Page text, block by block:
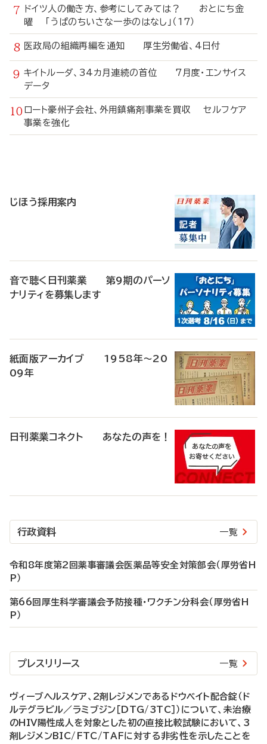
ドイツ人の働き方、参考にしてみては？ おとにち金
曜 「うぱのちいさな一歩のはなし」（17）
医政局の組織再編を通知 厚生労働省、4日付
キイトルーダ、34カ月連続の首位 7月度・エンサイス
データ
ロート豪州子会社、外用鎮痛剤事業を買収 セルフケア
事業を強化
じほう採用案内
音で聴く日刊薬業 第9期のパーソ
ナリティを募集します
紙面版アーカイブ 1958年～20
09年
日刊薬業コネクト あなたの声を！
行政資料 一覧
令和8年度第2回薬事審議会医薬品等安全対策部会（厚労省H
P）
第66回厚生科学審議会予防接種・ワクチン分科会（厚労省H
P）
プレスリリース 一覧
ヴィーブヘルスケア、2剤レジメンであるドウベイト配合錠（ド
ルテグラビル／ラミブジン［DTG/3TC］）について、未治療
のHIV陽性成人を対象とした初の直接比較試験において、3
剤レジメンBIC/FTC/TAFに対する非劣性を示したことを